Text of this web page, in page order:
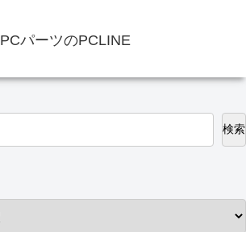
PCパーツのPCLINE
検索